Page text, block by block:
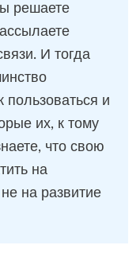
решаете
И тогда
пользоваться и
их, к тому
что свою
на
на развитие